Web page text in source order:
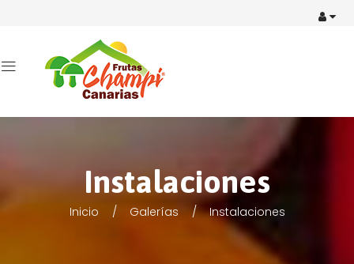
Instalaciones
Inicio Galerías Instalaciones